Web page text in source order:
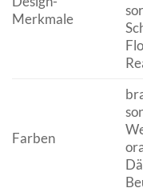
Merkmale
Farben